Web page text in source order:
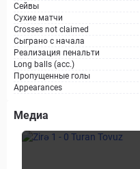
Сейвы
Сухие матчи
Crosses not claimed
Сыграно с начала
Реализация пенальти
Long balls (acc.)
Пропущенные голы
Appearances
Медиа